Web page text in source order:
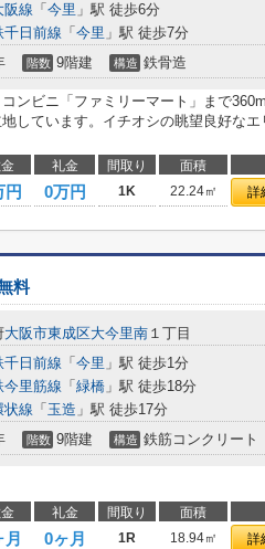
阪線 「 今里 」駅 徒歩6分
千日前線 「 今里 」駅 徒歩7分
階数 9階建 構造 鉄骨造
ンビニ「ファミリーマート」まで
しています。イチオシの眺望良好な
礼金 間取り 面積
円 0万円 1K 22.24㎡ 詳
料
大阪市東成区大今里南 １丁目
千日前線 「 今里 」駅 徒歩1分
今里筋線 「 緑橋 」駅 徒歩18分
状線 「 玉造 」駅 徒歩17分
階数 9階建 構造 鉄筋コンクリート
礼金 間取り 面積
0ヶ月 1R 18.94㎡ 詳